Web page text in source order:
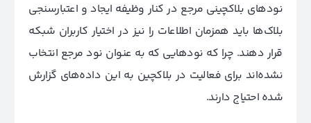
نودهای بلاکچینی مرجع در کنار وظیفه ایجاد و اعتبارسنجی
بلاک‌ها باید همزمان اطلاعات را نیز در اختیار کاربران شبکه
قرار دهند. چرا که نودهایی که به عنوان نود مرجع انتخاب
نشده‌اند برای فعالیت در بلاکچین به این داده‌های گزارش
شده احتیاج دارند.